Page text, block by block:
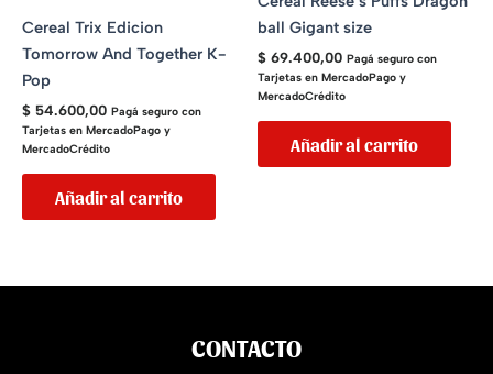
Cereal Trix Edicion
Tomorrow And Together K-
Pop
$ 54.600,00 Pagá seguro con
Tarjetas en MercadoPago y
MercadoCrédito
Añadir al carrito
ball Gigant size
$ 69.400,00 Pagá seguro con
Tarjetas en MercadoPago y
MercadoCrédito
Añadir al carrito
CONTACTO